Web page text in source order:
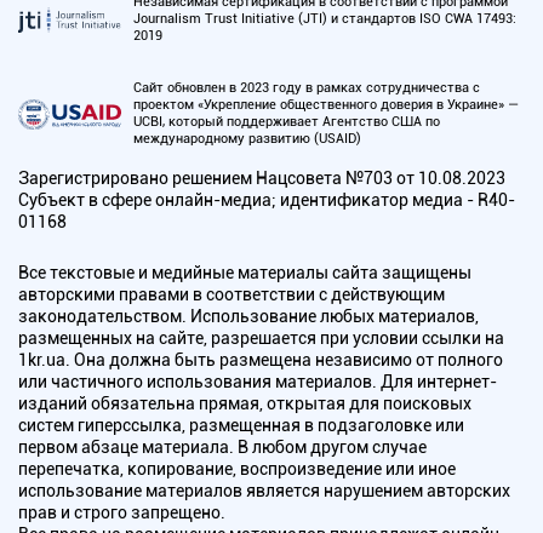
Journalism Trust Initiative (JTI) и стандартов ISO CWA 17493:
2019
Сайт обновлен в 2023 году в рамках сотрудничества с
проектом «Укрепление общественного доверия в Украине» —
UCBI, который поддерживает Агентство США по
международному развитию (USAID)
Зарегистрировано решением Нацсовета №703 от 10.08.2023
Субъект в сфере онлайн-медиа; идентификатор медиа - R40-
01168
Все текстовые и медийные материалы сайта защищены
авторскими правами в соответствии с действующим
законодательством. Использование любых материалов,
размещенных на сайте, разрешается при условии ссылки на
1kr.ua. Она должна быть размещена независимо от полного
или частичного использования материалов. Для интернет-
изданий обязательна прямая, открытая для поисковых
систем гиперссылка, размещенная в подзаголовке или
первом абзаце материала. В любом другом случае
перепечатка, копирование, воспроизведение или иное
использование материалов является нарушением авторских
прав и строго запрещено.